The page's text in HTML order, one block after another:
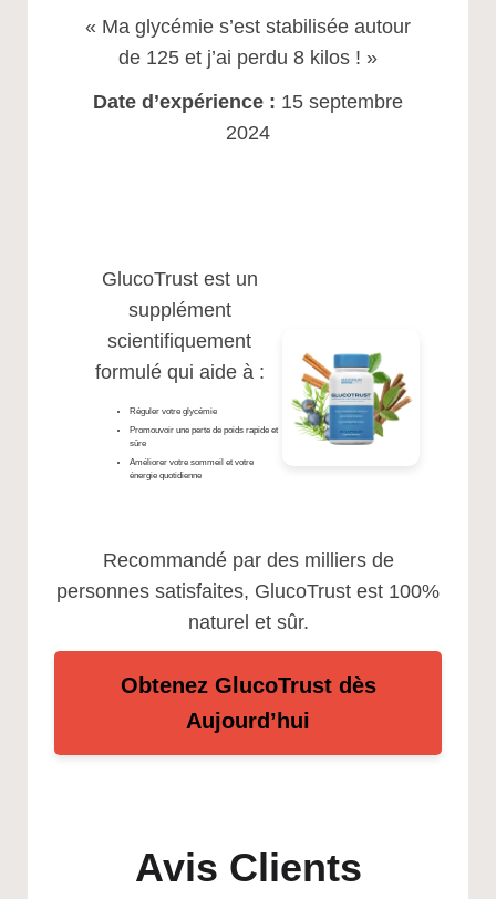
« Ma glycémie s’est stabilisée autour
de 125 et j’ai perdu 8 kilos ! »
Date d’expérience : 15 septembre
2024
GlucoTrust est un
supplément
scientifiquement
formulé qui aide à :
Réguler votre glycémie
Promouvoir une perte de poids rapide et
sûre
Améliorer votre sommeil et votre
énergie quotidienne
Recommandé par des milliers de
personnes satisfaites, GlucoTrust est 100%
naturel et sûr.
Obtenez GlucoTrust dès
Aujourd’hui
Avis Clients